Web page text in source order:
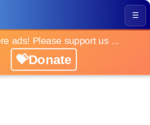
☰
ads! Please support us ...
💝Donate